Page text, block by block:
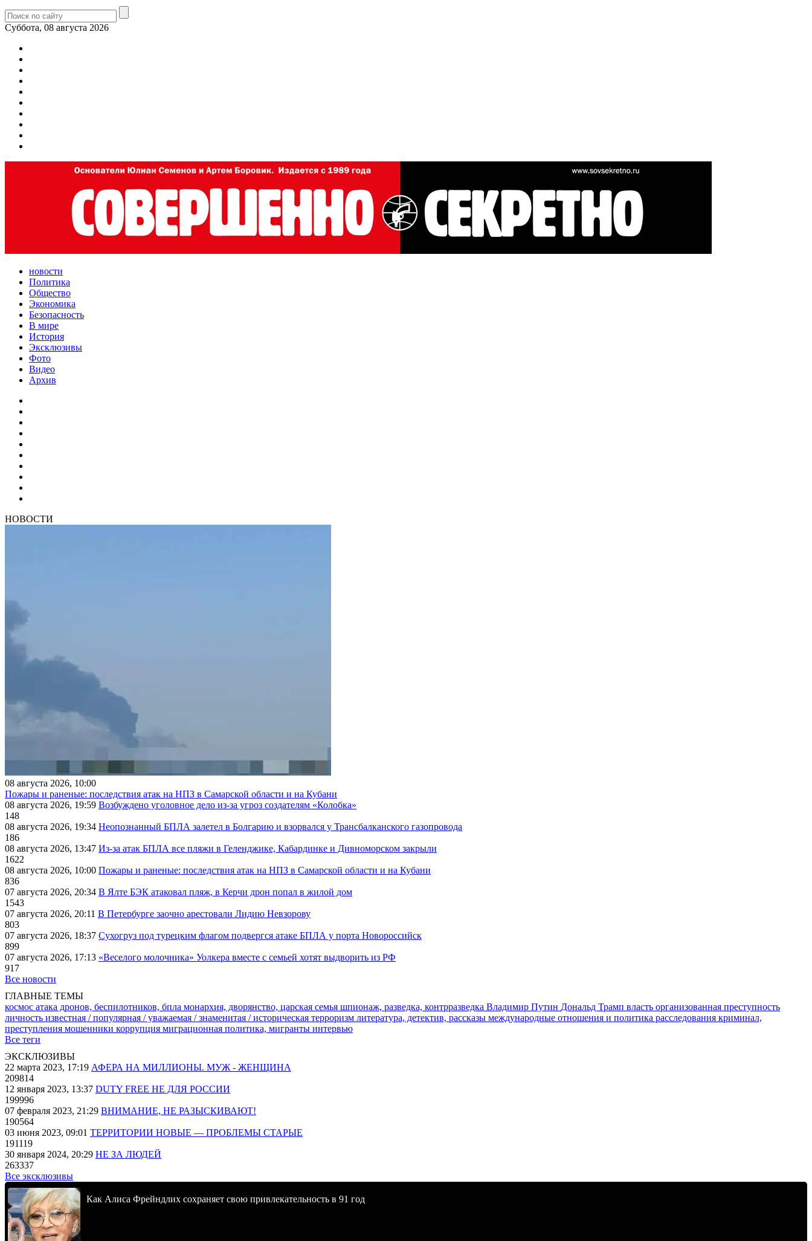
Суббота, 08 августа 2026
новости
Политика
Общество
Экономика
Безопасность
В мире
История
Эксклюзивы
Фото
Видео
Архив
НОВОСТИ
08 августа 2026, 10:00
Пожары и раненые: последствия атак на НПЗ в Самарской области и на Кубани
08 августа 2026, 19:59 Возбуждено уголовное дело из-за угроз создателям «Колобка»
148
08 августа 2026, 19:34 Неопознанный БПЛА залетел в Болгарию и взорвался у Трансбалканского газопровода
186
08 августа 2026, 13:47 Из-за атак БПЛА все пляжи в Геленджике, Кабардинке и Дивноморском закрыли
1622
08 августа 2026, 10:00 Пожары и раненые: последствия атак на НПЗ в Самарской области и на Кубани
836
07 августа 2026, 20:34 В Ялте БЭК атаковал пляж, в Керчи дрон попал в жилой дом
1543
07 августа 2026, 20:11 В Петербурге заочно арестовали Лидию Невзорову
803
07 августа 2026, 18:37 Сухогруз под турецким флагом подвергся атаке БПЛА у порта Новороссийск
899
07 августа 2026, 17:13 «Веселого молочника» Уолкера вместе с семьей хотят выдворить из РФ
917
Все новости
ГЛАВНЫЕ ТЕМЫ
космос атака дронов, беспилотников, бпла монархия, дворянство, царская семья шпионаж, разведка, контрразведка Владимир Путин Дональд Трамп власть организованная преступность
личность известная / популярная / уважаемая / знаменитая / историческая терроризм литература, детектив, рассказы международные отношения и политика расследования криминал,
преступления мошенники коррупция миграционная политика, мигранты интервью
Все теги
ЭКСКЛЮЗИВЫ
22 марта 2023, 17:19 АФЕРА НА МИЛЛИОНЫ. МУЖ - ЖЕНЩИНА
209814
12 января 2023, 13:37 DUTY FREE НЕ ДЛЯ РОССИИ
199996
07 февраля 2023, 21:29 ВНИМАНИЕ, НЕ РАЗЫСКИВАЮТ!
190564
03 июня 2023, 09:01 ТЕРРИТОРИИ НОВЫЕ — ПРОБЛЕМЫ СТАРЫЕ
191119
30 января 2024, 20:29 НЕ ЗА ЛЮДЕЙ
263337
Все эксклюзивы
Как Алиса Фрейндлих сохраняет свою привлекательность в 91 год